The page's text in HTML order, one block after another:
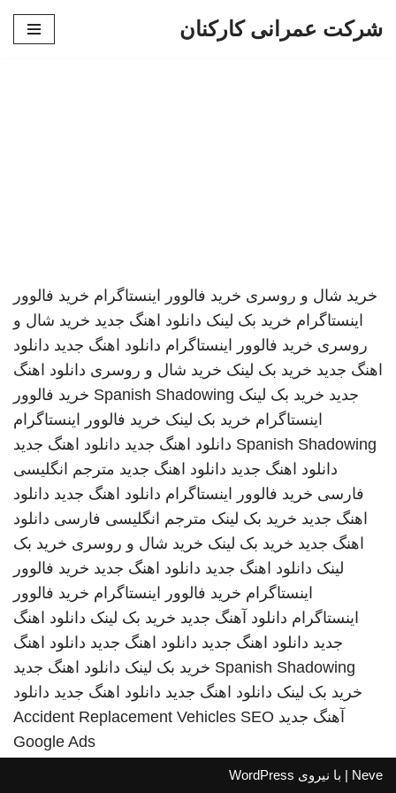
شرکت عمرانی کارکنان
خرید شال و روسری خرید فالوور اینستاگرام خرید فالوور
اینستاگرام خرید بک لینک دانلود اهنگ جدید خرید شال و
روسری خرید فالوور اینستاگرام دانلود اهنگ جدید دانلود
اهنگ جدید خرید بک لینک خرید شال و روسری دانلود اهنگ
جدید خرید بک لینک Spanish Shadowing خرید فالوور
اینستاگرام خرید بک لینک خرید فالوور اینستاگرام
Spanish Shadowing دانلود اهنگ جدید دانلود اهنگ جدید
دانلود اهنگ جدید دانلود اهنگ جدید مترجم انگلیسی
فارسی خرید فالوور اینستاگرام دانلود اهنگ جدید دانلود
اهنگ جدید خرید بک لینک مترجم انگلیسی فارسی دانلود
اهنگ جدید خرید بک لینک خرید شال و روسری خرید بک
لینک دانلود اهنگ جدید دانلود اهنگ جدید خرید فالوور
اینستاگرام خرید فالوور اینستاگرام خرید فالوور
اینستاگرام دانلود آهنگ جدید خرید بک لینک دانلود اهنگ
جدید دانلود اهنگ جدید دانلود اهنگ جدید دانلود اهنگ
Spanish Shadowing خرید بک لینک دانلود اهنگ جدید
خرید بک لینک دانلود اهنگ جدید دانلود اهنگ جدید دانلود
آهنگ جدید
Accident Replacement Vehicles SEO
Google Ads
Neve | با نیروی WordPress